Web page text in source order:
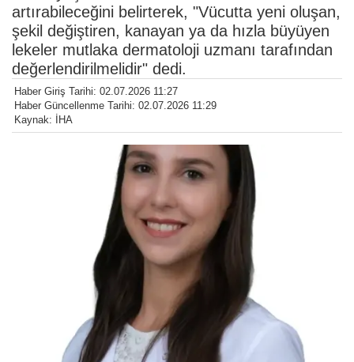
artırabileceğini belirterek, "Vücutta yeni oluşan,
şekil değiştiren, kanayan ya da hızla büyüyen
lekeler mutlaka dermatoloji uzmanı tarafından
değerlendirilmelidir" dedi.
Haber Giriş Tarihi: 02.07.2026 11:27
Haber Güncellenme Tarihi: 02.07.2026 11:29
Kaynak: İHA